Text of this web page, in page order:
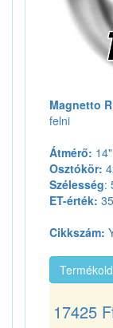
Magnetto
felni
Átmérő: 14"
Osztókör:
Szélesség:
ET-érték: 35
Cikkszám:
17425